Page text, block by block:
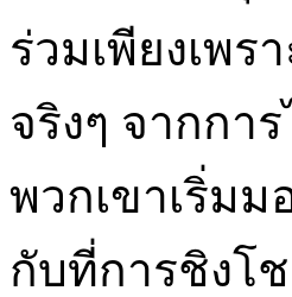
ร่วมเพียงเพ
จริงๆ จากกา
พวกเขาเริ่ม
กับที่การชิงโ